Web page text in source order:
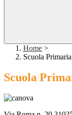
Home >
Scuola
Scuola